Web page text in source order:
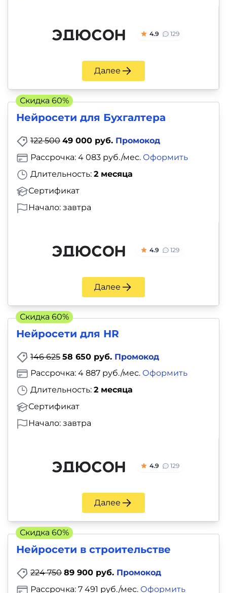
4.9 129
Далее
Нейросети для Бухгалтера
122 500 49 000 руб. Промокод
Длительность: 2 месяца
Сертификат
Рассрочка: 4 083 руб./мес. Оформить
Начало: завтра
4.9 129
Далее
Скидка 60%
Нейросети для HR
146 625 58 650 руб. Промокод
Длительность: 2 месяца
Сертификат
Рассрочка: 4 887 руб./мес. Оформить
Начало: завтра
4.9 129
Далее
Скидка 60%
Нейросети в строительстве
224 750 89 900 руб. Промокод
Рассрочка: 7 491 руб./мес. Оформить
Скидка 60%